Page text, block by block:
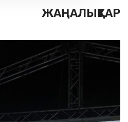
ЖАҢАЛЫҚТАР